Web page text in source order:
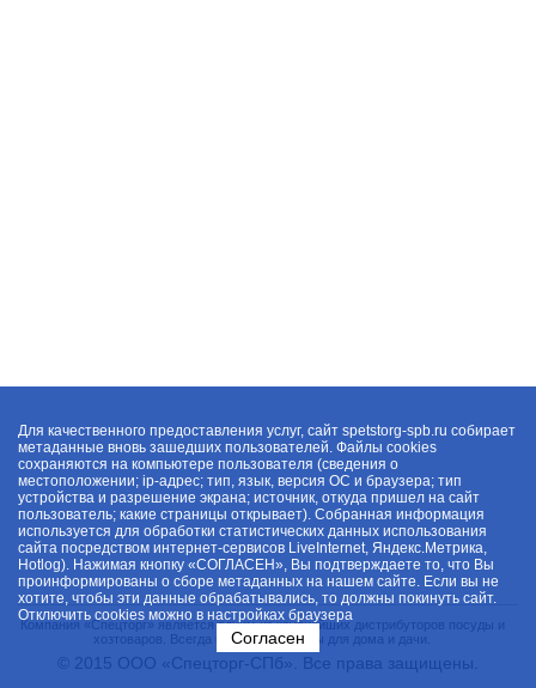
Компания «Спецторг» является одним из крупнейших дистрибуторов посуды и
хозтоваров. Всегда в наличии товары для дома и дачи.
© 2015 ООО «Спецторг-СПб». Все права защищены.
Для качественного предоставления услуг, сайт spetstorg-spb.ru собирает
метаданные вновь зашедших пользователей. Файлы cookies
сохраняются на компьютере пользователя (сведения о
местоположении; ip-адрес; тип, язык, версия ОС и браузера; тип
устройства и разрешение экрана; источник, откуда пришел на сайт
пользователь; какие страницы открывает). Собранная информация
используется для обработки статистических данных использования
сайта посредством интернет-сервисов LiveInternet, Яндекс.Метрика,
Hotlog). Нажимая кнопку «СОГЛАСЕН», Вы подтверждаете то, что Вы
проинформированы о сборе метаданных на нашем сайте. Если вы не
хотите, чтобы эти данные обрабатывались, то должны покинуть сайт.
Отключить cookies можно в настройках браузера
Согласен